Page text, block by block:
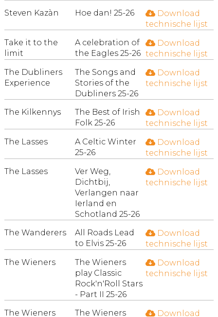
Steven Kazàn
Hoe dan! 25-26
Download
technische lijst
Take it to the
limit
A celebration of
the Eagles 25-26
Download
technische lijst
The Dubliners
Experience
The Songs and
Stories of the
Dubliners 25-26
Download
technische lijst
The Kilkennys
The Best of Irish
Folk 25-26
Download
technische lijst
The Lasses
A Celtic Winter
25-26
Download
technische lijst
The Lasses
Ver Weg,
Dichtbij,
Verlangen naar
Ierland en
Schotland 25-26
Download
technische lijst
The Wanderers
All Roads Lead
to Elvis 25-26
Download
technische lijst
The Wieners
The Wieners
play Classic
Rock'n'Roll Stars
- Part II 25-26
Download
technische lijst
The Wieners
The Wieners
Download